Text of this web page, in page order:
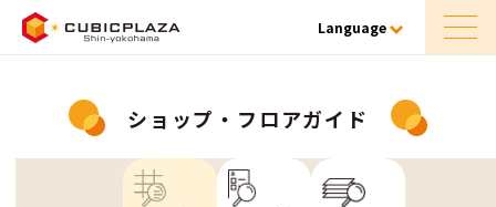
Language
ショップ・フロアガイド